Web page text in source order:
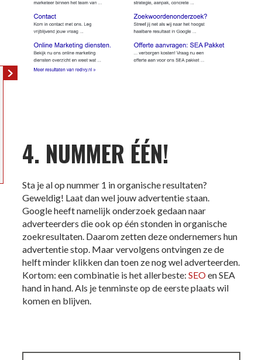
4. NUMMER ÉÉN!
Sta je al op nummer 1 in organische resultaten?
Geweldig! Laat dan wel jouw advertentie staan.
Google heeft namelijk onderzoek gedaan naar
adverteerders die ook op éénstonden in organische
zoekresultaten. Daarom zetten deze ondernemers hun
advertentie stop. Maar vervolgens ontvingen ze de
helft minder klikken dan toen ze nog wel adverteerden.
Kortom: een combinatie is het allerbeste: SEOen SEA
hand in hand. Als je tenminste op de eerste plaats wil
komen en blijven.